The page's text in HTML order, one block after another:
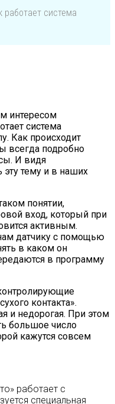
работает система
интересом
система
Как происходит
всегда подробно
И видя
эту тему и в наших
понятии,
вход, который при
активным.
датчику с помощью
в каком он
в программу
контакта».
и недорогая. При этом
большое число
кажутся совсем
работает с
специальная